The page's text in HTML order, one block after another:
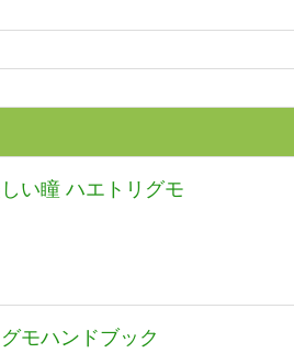
い瞳 ハエトリグモ
モハンドブック